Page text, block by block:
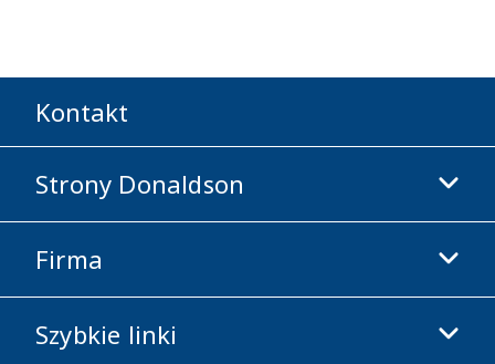
Kontakt
Strony Donaldson
Donaldson Life Sciences
Sklep Donaldson
Firma
Informacje o firmie
Szybkie linki